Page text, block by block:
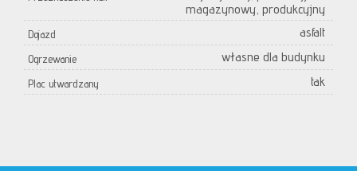
magazynowy, produkcyjny
Dojazd asfalt
Ogrzewanie własne dla budynku
Plac utwardzany tak